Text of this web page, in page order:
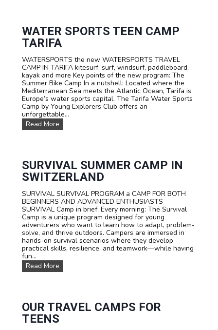
Y
C
a
p
s
WATER SPORTS TEEN CAMP
TARIFA
WATERSPORTS the new WATERSPORTS TRAVEL
CAMP IN TARIFA kitesurf, surf, windsurf, paddleboard,
kayak and more Key points of the new program: The
Summer Bike Camp In a nutshell: Located where the
Mediterranean Sea meets the Atlantic Ocean, Tarifa is
Europe’s water sports capital. The Tarifa Water Sports
Camp by Young Explorers Club offers an
unforgettable...
Read More
A
S
P
O
T
S
T
E
E
N
C
A
T
F
A
SURVIVAL SUMMER CAMP IN
SWITZERLAND
SURVIVAL SURVIVAL PROGRAM a CAMP FOR BOTH
BEGINNERS AND ADVANCED ENTHUSIASTS
SURVIVAL Camp in brief: Every morning: The Survival
Camp is a unique program designed for young
adventurers who want to learn how to adapt, problem-
solve, and thrive outdoors. Campers are immersed in
hands-on survival scenarios where they develop
practical skills, resilience, and teamwork—while having
fun...
Read More
U
V
A
OUR TRAVEL CAMPS FOR
TEENS